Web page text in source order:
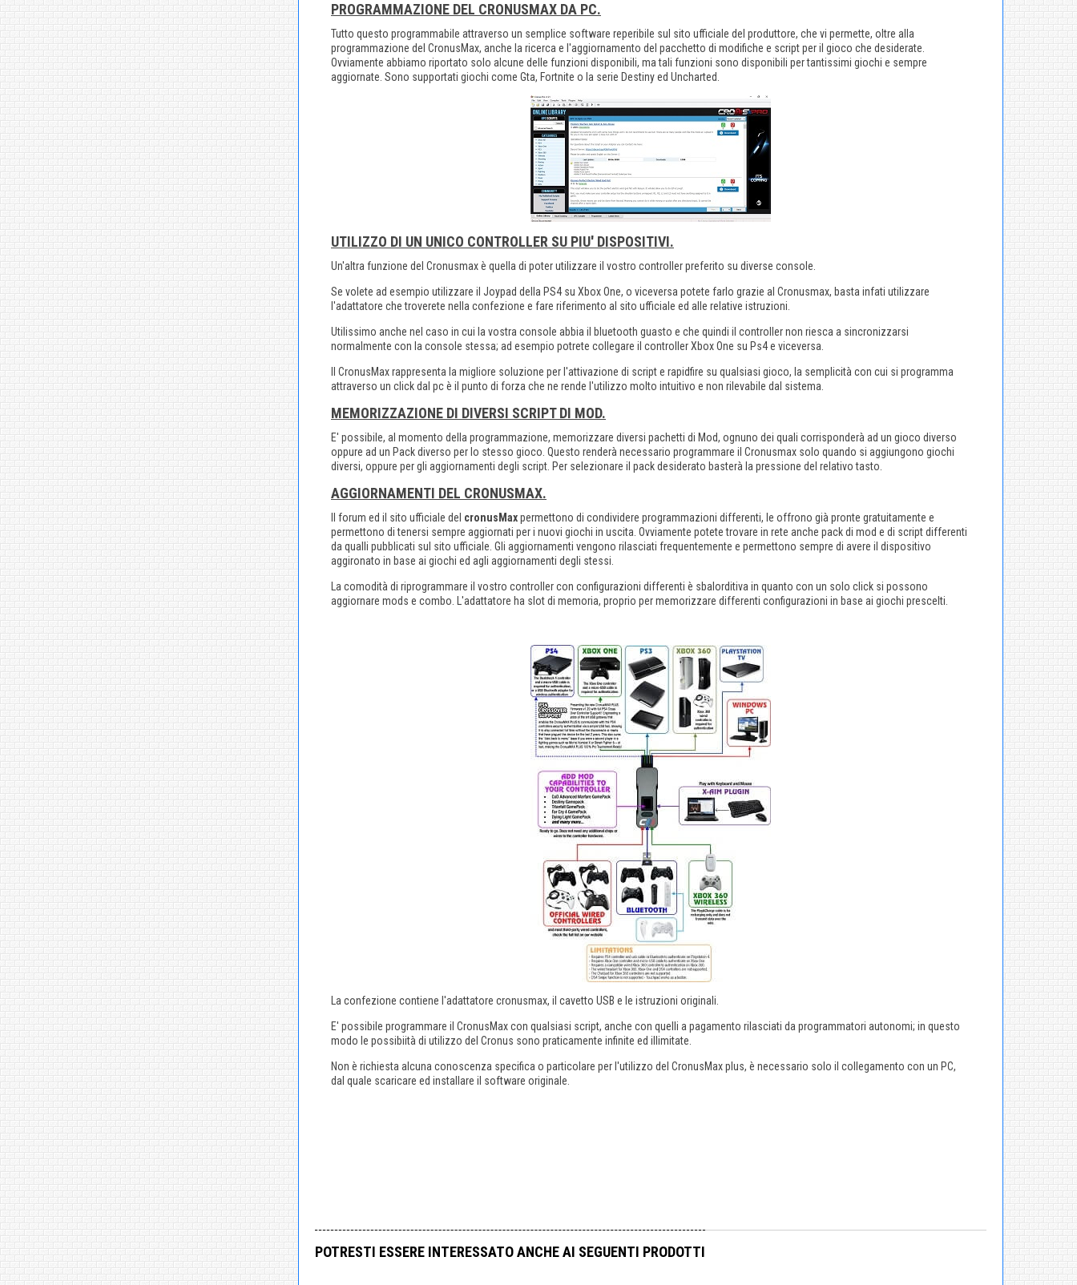
PROGRAMMAZIONE DEL CRONUSMAX DA PC.
Tutto questo programmabile attraverso un semplice software reperibile sul sito ufficiale del produttore, che vi permette, oltre alla
programmazione del CronusMax, anche la ricerca e l'aggiornamento del pacchetto di modifiche e script per il gioco che desiderate.
Ovviamente abbiamo riportato solo alcune delle funzioni disponibili, ma tali funzioni sono disponibili per tantissimi giochi e sempre
aggiornate. Sono supportati giochi come Gta, Fortnite o la serie Destiny ed Uncharted.
UTILIZZO DI UN UNICO CONTROLLER SU PIU' DISPOSITIVI.
Un'altra funzione del Cronusmax è quella di poter utilizzare il vostro controller preferito su diverse console.
Se volete ad esempio utilizzare il Joypad della PS4 su Xbox One, o viceversa potete farlo grazie al Cronusmax, basta infati utilizzare
l'adattatore che troverete nella confezione e fare riferimento al sito ufficiale ed alle relative istruzioni.
Utilissimo anche nel caso in cui la vostra console abbia il bluetooth guasto e che quindi il controller non riesca a sincronizzarsi
normalmente con la console stessa; ad esempio potrete collegare il controller Xbox One su Ps4 e viceversa.
Il CronusMax rappresenta la migliore soluzione per l'attivazione di script e rapidfire su qualsiasi gioco, la semplicità con cui si programma
attraverso un click dal pc è il punto di forza che ne rende l'utilizzo molto intuitivo e non rilevabile dal sistema.
MEMORIZZAZIONE DI DIVERSI SCRIPT DI MOD.
E' possibile, al momento della programmazione, memorizzare diversi pachetti di Mod, ognuno dei quali corrisponderà ad un gioco diverso
oppure ad un Pack diverso per lo stesso gioco. Questo renderà necessario programmare il Cronusmax solo quando si aggiungono giochi
diversi, oppure per gli aggiornamenti degli script. Per selezionare il pack desiderato basterà la pressione del relativo tasto.
AGGIORNAMENTI DEL CRONUSMAX.
Il forum ed il sito ufficiale del cronusMaxpermettono di condividere programmazioni differenti, le offrono già pronte gratuitamente e
permettono di tenersi sempre aggiornati per i nuovi giochi in uscita. Ovviamente potete trovare in rete anche pack di mod e di script differenti
da qualli pubblicati sul sito ufficiale. Gli aggiornamenti vengono rilasciati frequentemente e permettono sempre di avere il dispositivo
aggironato in base ai giochi ed agli aggiornamenti degli stessi.
La comodità di riprogrammare il vostro controller con configurazioni differenti è sbalorditiva in quanto con un solo click si possono
aggiornare mods e combo. L'adattatore ha slot di memoria, proprio per memorizzare differenti configurazioni in base ai giochi prescelti.
La confezione contiene l'adattatore cronusmax, il cavetto USB e le istruzioni originali.
E' possibile programmare il CronusMax con qualsiasi script, anche con quelli a pagamento rilasciati da programmatori autonomi; in questo
modo le possibiità di utilizzo del Cronus sono praticamente infinite ed illimitate.
Non è richiesta alcuna conoscenza specifica o particolare per l'utilizzo del CronusMax plus, è necessario solo il collegamento con un PC,
dal quale scaricare ed installare il software originale.
POTRESTI ESSERE INTERESSATO ANCHE AI SEGUENTI PRODOTTI